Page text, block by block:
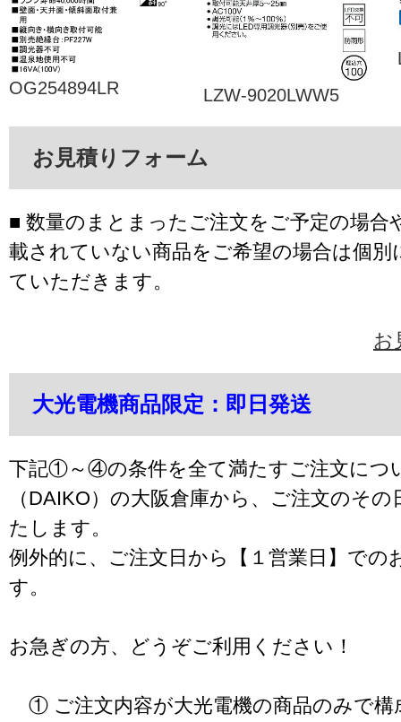
OG254894LR LZW-9020LWW5
お見積りフォーム
■ 数量のまとまったご注文をご予定の場合
載されていない商品をご希望の場合は個別
ていただきます。
お
大光電機商品限定：即日発送
下記①～④の条件を全て満たすご注文につ
（DAIKO）の大阪倉庫から、ご注文のそ
たします。
例外的に、ご注文日から【１営業日】での
す。
お急ぎの方、どうぞご利用ください！
① ご注文内容が大光電機の商品のみで構